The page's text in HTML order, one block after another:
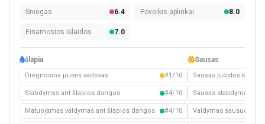
Sniegas 6.4 Poveikis aplinkai 8.0
Einamosios išlaidos 7.0
šlapia
Drėgnosios pusės vadovas #1/10
Stabdymas ant šlapios dangos #4/10
Matuojamas valdymas ant šlapios dangos #4/10
Sausas
Sausas juostos
Sausas stabdymas
Valdymas sausuoju